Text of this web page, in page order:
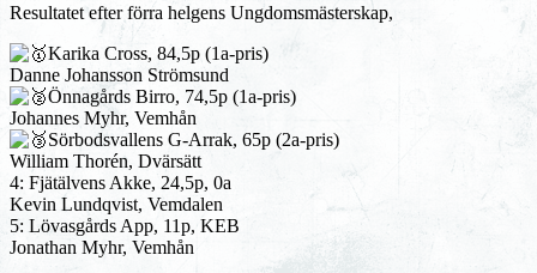
Resultatet efter förra helgens Ungdomsmästerskap,
Karika Cross, 84,5p (1a-pris)
Danne Johansson Strömsund
Önnagårds Birro, 74,5p (1a-pris)
Johannes Myhr, Vemhån
Sörbodsvallens G-Arrak, 65p (2a-pris)
William Thorén, Dvärsätt
4: Fjätälvens Akke, 24,5p, 0a
Kevin Lundqvist, Vemdalen
5: Lövasgårds App, 11p, KEB
Jonathan Myhr, Vemhån